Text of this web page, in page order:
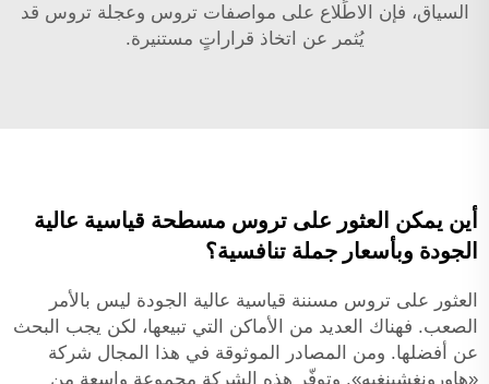
السياق، فإن الاطِّلاع على مواصفات تروس وعجلة تروس قد
يُثمر عن اتخاذ قراراتٍ مستنيرة.
أين يمكن العثور على تروس مسطحة قياسية عالية
الجودة وبأسعار جملة تنافسية؟
العثور على تروس مسننة قياسية عالية الجودة ليس بالأمر
الصعب. فهناك العديد من الأماكن التي تبيعها، لكن يجب البحث
عن أفضلها. ومن المصادر الموثوقة في هذا المجال شركة
«هاورونغشينغيه». وتوفّر هذه الشركة مجموعة واسعة من